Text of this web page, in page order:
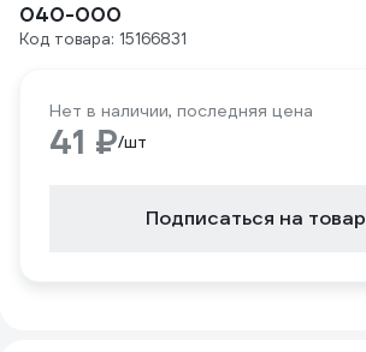
040-000
Код товара: 15166831
Нет в наличии, последняя цена
41 ₽/шт
Подписаться на товар